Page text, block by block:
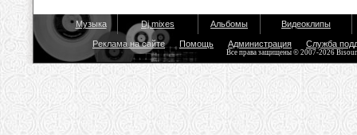
Музыка Dj mixes Альбомы Видеоклипы
Реклама на сайте Помощь Администрация Служба
Все права защищены © 2007-2026